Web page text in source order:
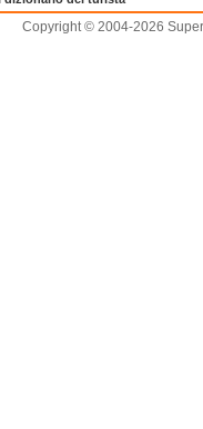
Copyright © 2004-2026